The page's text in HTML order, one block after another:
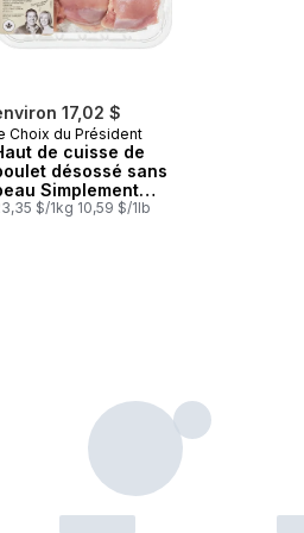
17,02 $
Choix du Président
de cuisse de
désossé sans
Simplement
$/1kg 10,59 $/1lb